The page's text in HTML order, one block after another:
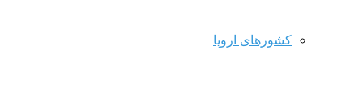
کشورهای اروپا